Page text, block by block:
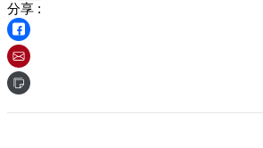
分享 :